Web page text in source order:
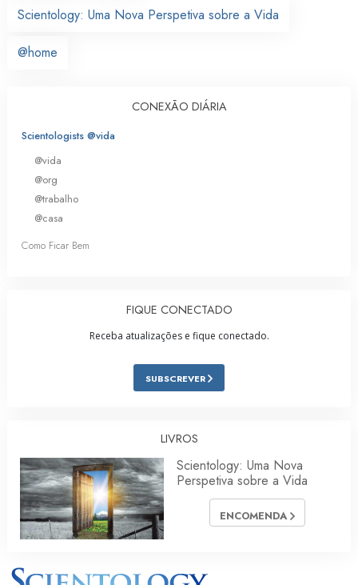
Scientology: Uma Nova Perspetiva sobre a Vida
@home
CONEXÃO DIÁRIA
Scientologists @vida
@vida
@org
@trabalho
@casa
Como Ficar Bem
FIQUE CONECTADO
Receba atualizações e fique conectado.
SUBSCREVER
LIVROS
Scientology: Uma Nova
Perspetiva sobre a Vida
ENCOMENDA